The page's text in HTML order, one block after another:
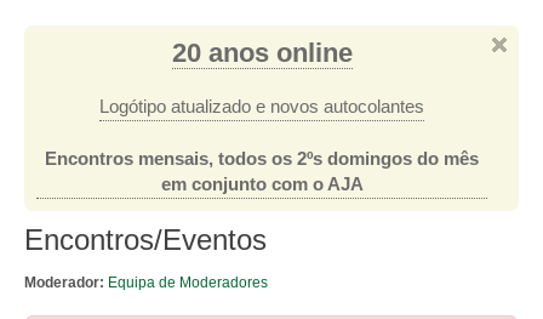
20 anos online
Logótipo atualizado e novos autocolantes
Encontros mensais, todos os 2ºs domingos do mês
em conjunto com o AJA
Encontros/Eventos
Moderador: Equipa de Moderadores